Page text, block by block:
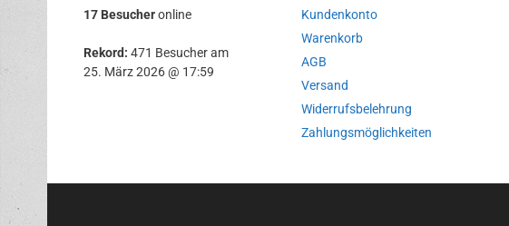
17 Besucheronline
Rekord: 471 Besucher am
25. März 2026 @ 17:59
Kundenkonto
Warenkorb
AGB
Versand
Widerrufsbelehrung
Zahlungsmöglichkeiten